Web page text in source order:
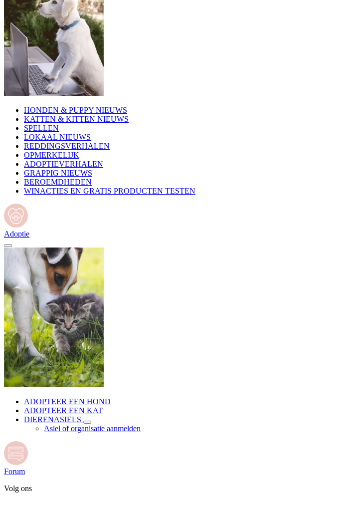
HONDEN & PUPPY NIEUWS
KATTEN & KITTEN NIEUWS
SPELLEN
LOKAAL NIEUWS
REDDINGSVERHALEN
OPMERKELIJK
ADOPTIEVERHALEN
GRAPPIG NIEUWS
BEROEMDHEDEN
WINACTIES EN GRATIS PRODUCTEN TESTEN
Adoptie
ADOPTEER EEN HOND
ADOPTEER EEN KAT
DIERENASIELS
Asiel of organisatie aanmelden
Forum
Volg ons